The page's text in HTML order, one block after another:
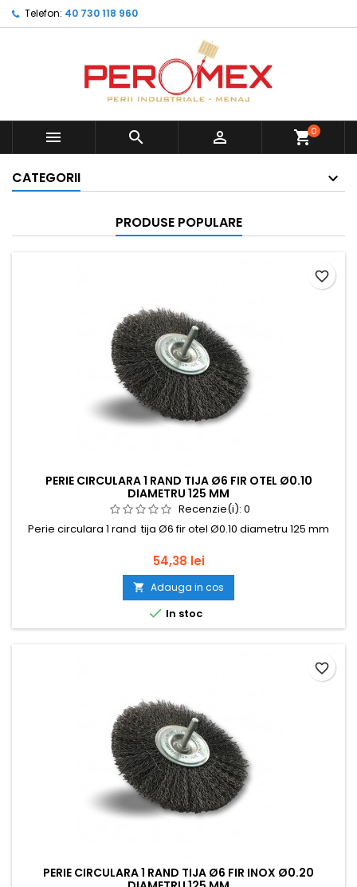
Telefon: 40 730 118 960
   shopping_cart0
CATEGORII
PRODUSE POPULARE
PERIE CIRCULARA 1 RAND TIJA Ø6 FIR OTEL Ø0.10
DIAMETRU 125 MM
Recenzie(i): 0
Perie circulara 1 rand tija Ø6 fir otel Ø0.10 diametru 125 mm
Pret
54,38 lei
 Adauga in cos
 In stoc
favorite_border
PERIE CIRCULARA 1 RAND TIJA Ø6 FIR INOX Ø0.20
favorite_border